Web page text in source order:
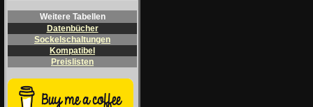
Weitere Tabellen
Datenbücher
Sockelschaltungen
Kompatibel
Preislisten